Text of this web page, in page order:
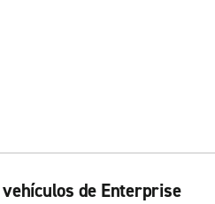
de Enterprise